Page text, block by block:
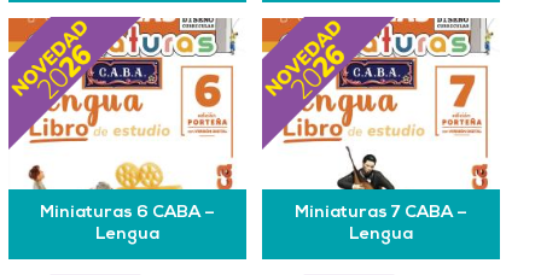
Miniaturas 6 CABA –
Lengua
Miniaturas 7 CABA –
Lengua